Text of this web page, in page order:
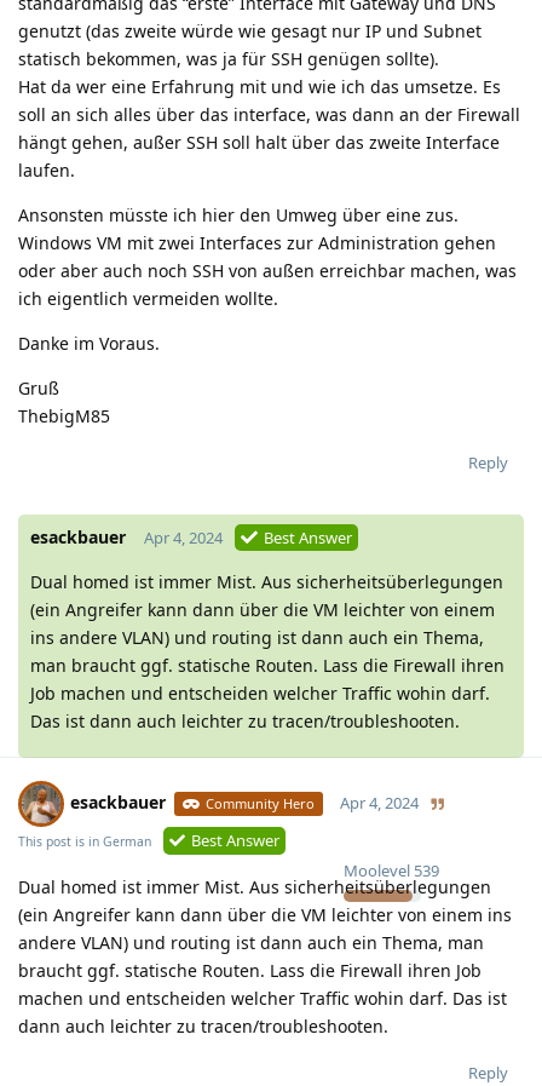
genutzt (das zweite würde wie gesagt nur IP und Subnet
statisch bekommen, was ja für SSH genügen sollte).
Hat da wer eine Erfahrung mit und wie ich das umsetze. Es
soll an sich alles über das interface, was dann an der Firewall
hängt gehen, außer SSH soll halt über das zweite Interface
laufen.
Ansonsten müsste ich hier den Umweg über eine zus.
Windows VM mit zwei Interfaces zur Administration gehen
oder aber auch noch SSH von außen erreichbar machen, was
ich eigentlich vermeiden wollte.
Danke im Voraus.
Gruß
ThebigM85
Reply
esackbauer Apr 4, 2024 Best Answer
Dual homed ist immer Mist. Aus sicherheitsüberlegungen
(ein Angreifer kann dann über die VM leichter von einem
ins andere VLAN) und routing ist dann auch ein Thema,
man braucht ggf. statische Routen. Lass die Firewall ihren
Job machen und entscheiden welcher Traffic wohin darf.
Das ist dann auch leichter zu tracen/troubleshooten.
esackbauer Community Hero
Moolevel 539
Apr 4, 2024
This post is in German Best Answer
Dual homed ist immer Mist. Aus sicherheitsüberlegungen
(ein Angreifer kann dann über die VM leichter von einem ins
andere VLAN) und routing ist dann auch ein Thema, man
braucht ggf. statische Routen. Lass die Firewall ihren Job
machen und entscheiden welcher Traffic wohin darf. Das ist
dann auch leichter zu tracen/troubleshooten.
Reply